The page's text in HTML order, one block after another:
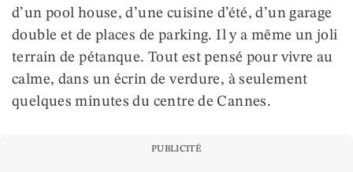
d’un pool house, d’une cuisine d’été, d’un garage
double et de places de parking. Il y a même un joli
terrain de pétanque. Tout est pensé pour vivre au
calme, dans un écrin de verdure, à seulement
quelques minutes du centre de Cannes.
PUBLICITÉ